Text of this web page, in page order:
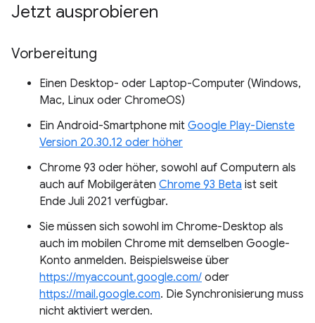
Jetzt ausprobieren
Vorbereitung
Einen Desktop- oder Laptop-Computer (Windows,
Mac, Linux oder ChromeOS)
Ein Android-Smartphone mit Google Play-Dienste
Version 20.30.12 oder höher
Chrome 93 oder höher, sowohl auf Computern als
auch auf Mobilgeräten Chrome 93 Beta ist seit
Ende Juli 2021 verfügbar.
Sie müssen sich sowohl im Chrome-Desktop als
auch im mobilen Chrome mit demselben Google-
Konto anmelden. Beispielsweise über
https://myaccount.google.com/ oder
https://mail.google.com. Die Synchronisierung muss
nicht aktiviert werden.